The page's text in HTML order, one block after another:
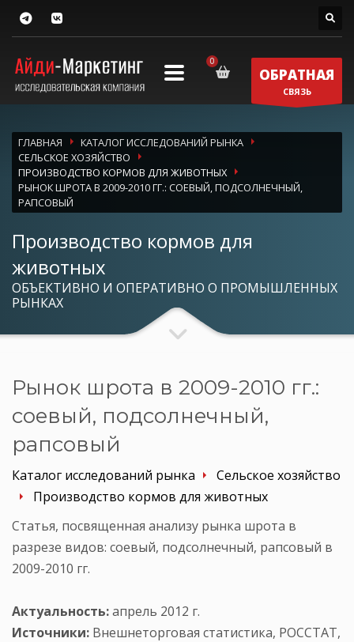
ОБРАТНАЯ
СВЯЗЬ
ГЛАВНАЯ
КАТАЛОГ ИССЛЕДОВАНИЙ РЫНКА
СЕЛЬСКОЕ ХОЗЯЙСТВО
ПРОИЗВОДСТВО КОРМОВ ДЛЯ ЖИВОТНЫХ
РЫНОК ШРОТА В 2009-2010 ГГ.: СОЕВЫЙ, ПОДСОЛНЕЧНЫЙ,
РАПСОВЫЙ
Производство кормов для
животных
ОБЪЕКТИВНО И ОПЕРАТИВНО О ПРОМЫШЛЕННЫХ
РЫНКАХ
Рынок шрота в 2009-2010 гг.:
соевый, подсолнечный,
рапсовый
Каталог исследований рынка
Сельское хозяйство
Производство кормов для животных
Статья, посвященная анализу рынка шрота в
разрезе видов: соевый, подсолнечный, рапсовый в
2009-2010 гг.
Актуальность:апрель 2012 г.
Источники: Внешнеторговая статистика, РОССТАТ,